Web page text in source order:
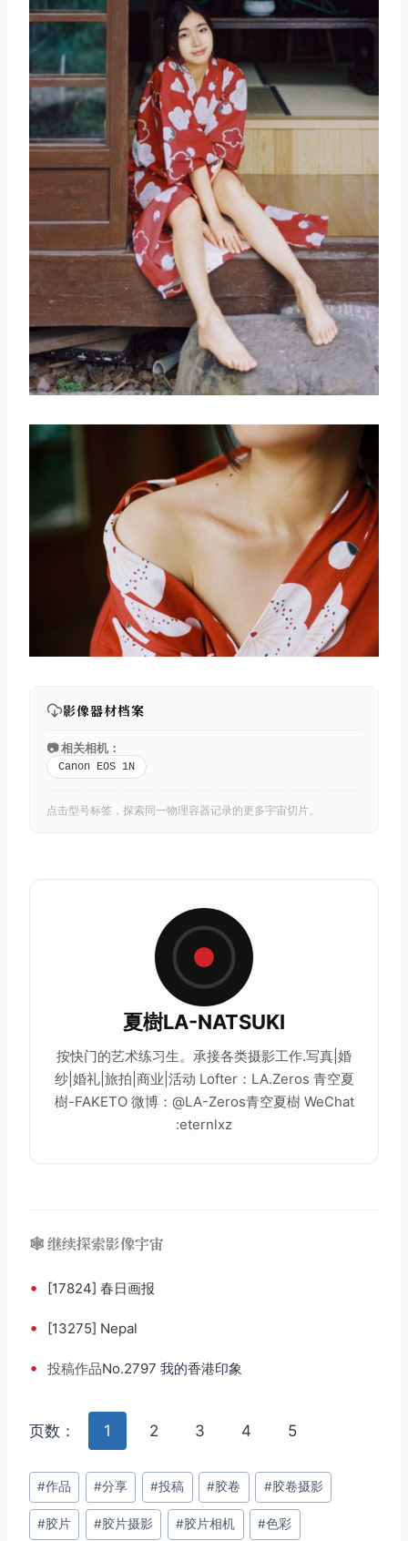
影像器材档案
📷 相关相机：
Canon EOS 1N
点击型号标签，探索同一物理容器记录的更多宇宙切片。
夏樹LA-NATSUKI
按快门的艺术练习生。承接各类摄影工作.写真|婚
纱|婚礼|旅拍|商业|活动 Lofter：LA.Zeros 青空夏
樹-FAKETO 微博：@LA-Zeros青空夏樹 WeChat
:eternlxz
🕸️ 继续探索影像宇宙
• [17824] 春日画报
• [13275] Nepal
• 投稿作品No.2797 我的香港印象
页数： 1 2 3 4 5
文
章
标
#作品 #分享 #投稿 #胶卷 #胶卷摄影
#胶片 #胶片摄影 #胶片相机 #色彩
取消 搜索